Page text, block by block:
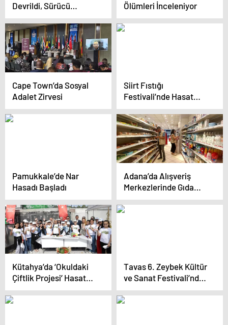
Devrildi, Sürücü
Hayatını Kaybetti
Ölümleri İnceleniyor
Cape Town’da Sosyal
Adalet Zirvesi
Siirt Fıstığı
Festivali’nde Hasat
Yapıldı
Pamukkale’de Nar
Hasadı Başladı
Adana’da Alışveriş
Merkezlerinde Gıda
Denetimi Yapıldı
Kütahya’da ‘Okuldaki
Çiftlik Projesi’ Hasat
Programı
Tavas 6. Zeybek Kültür
ve Sanat Festivali’nde
Yoğurt ve Kavun
Yarışmaları Düzenlendi